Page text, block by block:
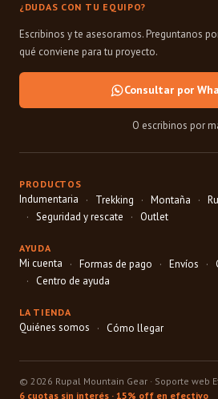
¿DUDAS CON TU EQUIPO?
Escribinos y te asesoramos. Preguntanos
qué conviene para tu proyecto.
Consultar por
O escribinos por
PRODUCTOS
Indumentaria Trekking Montaña
Seguridad y rescate
Outlet
AYUDA
Mi cuenta Formas de pago Envíos
Centro de ayuda
LA TIENDA
Quiénes somos Cómo llegar
© 2026 Rupal Mountain Gear · Soporte web
6 cuotas sin interés · 15% off en efectivo